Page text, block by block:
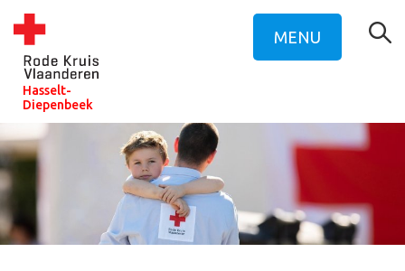
Hasselt-
Diepenbeek
MENU